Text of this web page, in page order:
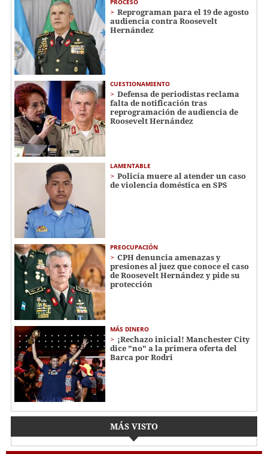
PROCESO
Reprograman para el 19 de agosto
audiencia contra Roosevelt
Hernández
CUESTIONAMIENTO
Defensa de periodistas reclama
falta de notificación tras
reprogramación de audiencia de
Roosevelt Hernández
LAMENTABLE
Policía muere al atender un caso
de violencia doméstica en SPS
PREOCUPACIÓN
CPH denuncia amenazas y
presiones al juez que conoce el caso
de Roosevelt Hernández y pide su
protección
MÁS DINERO
¡Rechazo inicial! Manchester City
dice "no" a la primera oferta del
Barca por Rodri
MÁS VISTO